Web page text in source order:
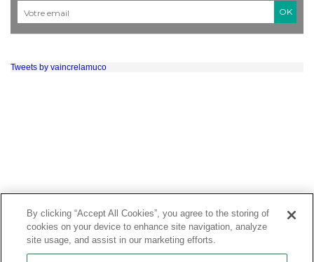
Courriel*
Tweets by vaincrelamuco
By clicking “Accept All Cookies”, you agree to the storing of
cookies on your device to enhance site navigation, analyze
site usage, and assist in our marketing efforts.